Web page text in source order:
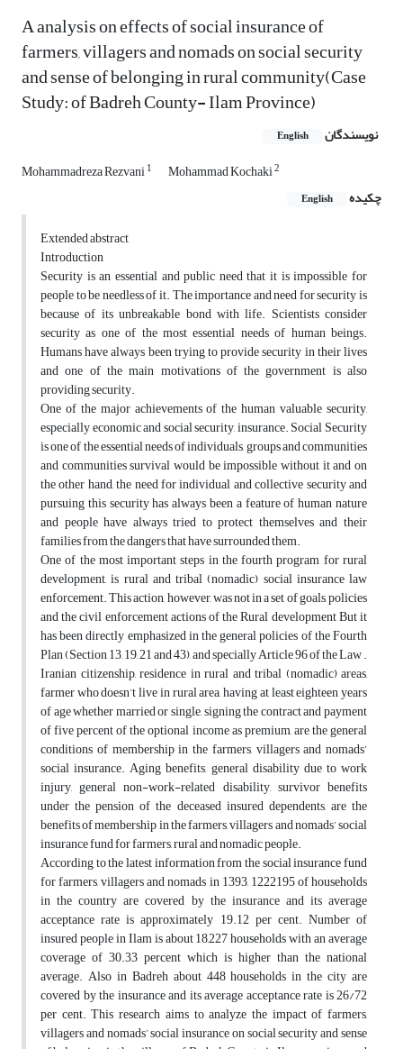
A analysis on effects of social insurance of
farmers, villagers and nomads on social security
and sense of belonging in rural community(Case
Study: of Badreh County- Ilam Province)
نویسندگان English
Mohammadreza Rezvani1 Mohammad Kochaki2
چکیده English
Extended abstract
Introduction
Security is an essential and public need that it is impossible for
people to be needless of it. The importance and need for security is
because of its unbreakable bond with life. Scientists consider
security as one of the most essential needs of human beings.
Humans have always been trying to provide security in their lives
and one of the main motivations of the government is also
providing security.
One of the major achievements of the human valuable security,
especially economic and social security, insurance. Social Security
is one of the essential needs of individuals, groups and communities
and communities survival would be impossible without it and on
the other hand, the need for individual and collective security and
pursuing this security has always been a feature of human nature
and people have always tried to protect themselves and their
families from the dangers that have surrounded them.
One of the most important steps in the fourth program for rural
development, is rural and tribal (nomadic) social insurance law
enforcement. This action, however, was not in a set of goals, policies
and the civil enforcement actions of the Rural development But it
has been directly emphasized in the general policies of the Fourth
Plan (Section 13, 19, 21 and 43), and specially Article 96 of the Law .
Iranian citizenship, residence in rural and tribal (nomadic) areas,
farmer who doesn’t live in rural area, having at least eighteen years
of age whether married or single, signing the contract and payment
of five percent of the optional income as premium, are the general
conditions of membership in the farmers, villagers and nomads’
social insurance. Aging benefits, general disability due to work
injury, general non-work-related disability, survivor benefits
under the pension of the deceased insured dependents, are the
benefits of membership in the farmers, villagers and nomads’ social
insurance fund for farmers, rural and nomadic people.
According to the latest information from the social insurance fund
for farmers, villagers and nomads in 1393, 1222195 of households
in the country are covered by the insurance and its average
acceptance rate is approximately 19.12 per cent. Number of
insured people in Ilam is about 18,227 households with an average
coverage of 30.33 percent which is higher than the national
average. Also in Badreh about 448 households in the city are
covered by the insurance and its average acceptance rate is 26/72
per cent. This research aims to analyze the impact of farmers,
villagers and nomads’ social insurance on social security and sense